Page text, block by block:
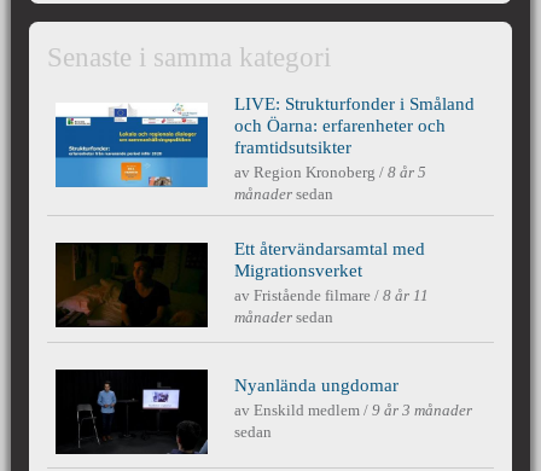
Senaste i samma kategori
Lokala och regionala dialoger om
sammanhållningspolitiken....
LIVE: ​Strukturfonder i Småland
och Öarna: erfarenheter och
framtidsutsikter
avRegion Kronoberg/8 år 5
månader sedan
Min återvändarsamtal med
Migrationsverket den 24 augusti 2017
Ett återvändarsamtal med
Migrationsverket
avFristående filmare/8 år 11
månader sedan
Nyanlända UngdomarNyanlända ungdomar
avEnskild medlem/9 år 3 månader
sedan